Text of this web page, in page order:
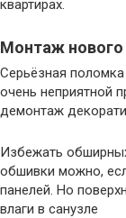
квартирах.
Монтаж нового
Серьёзная поломка
очень неприятной
демонтаж
Избежать
обшивки можно,
панелей. Но
влаги в санузле